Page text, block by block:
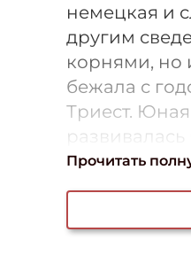
немецкая и
другим
корнями, но
бежала с
Триест.
развивалась
Прочитать